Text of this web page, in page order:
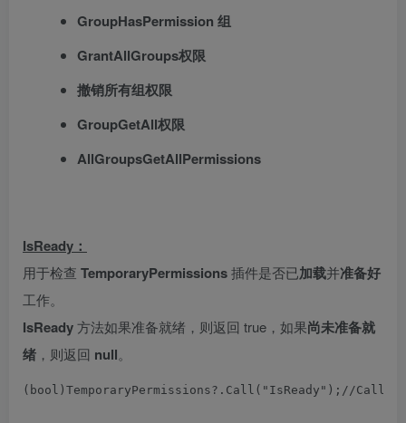
GroupHasPermission 组
GrantAllGroups权限
撤销所有组权限
GroupGetAll权限
AllGroupsGetAllPermissions
IsReady：
用于检查 TemporaryPermissions插件是否已加载并准备好
工作。
IsReady方法如果准备就绪，则返回 true，如果尚未准备就
绪 ，则返回 null。
( bool ) TemporaryPermissions?. Call ( "IsReady" ); //